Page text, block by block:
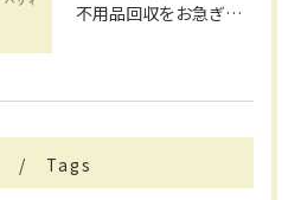
不用品回収をお急ぎで依頼したい方へ茨城県で失敗しない業者選びと即日対応のポイント
Tags